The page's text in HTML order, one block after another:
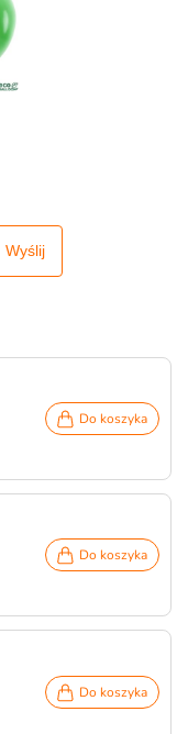
Wyślij
Do koszyka
Do koszyka
Do koszyka